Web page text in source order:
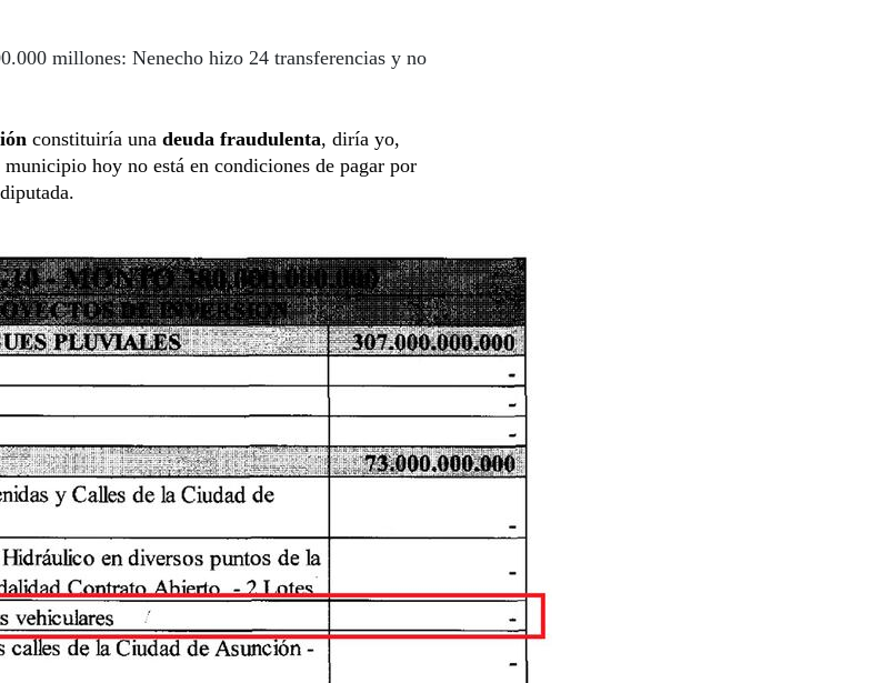
millones: Nenecho hizo 24 transferencias y no
constituiría una deuda fraudulenta, diría yo,
municipio hoy no está en condiciones de pagar por